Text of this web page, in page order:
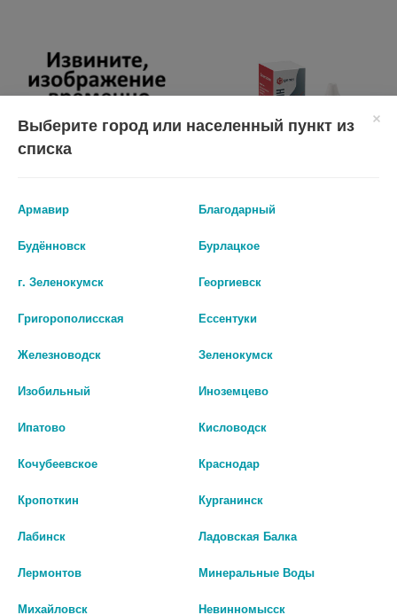
РИНОРУС 0,05% 10МЛ. КАПЛИ
27 руб.
ОКСИМЕТАЗОЛИН КАПЛИ НАЗ.
Выберите город или населенный пункт из
списка
Армавир Благодарный
Будённовск Бурлацкое
г. Зеленокумск Георгиевск
Григорополисская Ессентуки
Железноводск Зеленокумск
Изобильный Иноземцево
Ипатово Кисловодск
Кочубеевское Краснодар
Кропоткин Курганинск
Лабинск Ладовская Балка
Лермонтов Минеральные Воды
Михайловск Невинномысск